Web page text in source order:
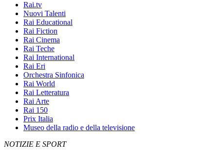
Rai.tv
Nuovi Talenti
Rai Educational
Rai Fiction
Rai Cinema
Rai Teche
Rai International
Rai Eri
Orchestra Sinfonica
Rai World
Rai Letteratura
Rai Arte
Rai 150
Prix Italia
Museo della radio e della televisione
NOTIZIE E SPORT